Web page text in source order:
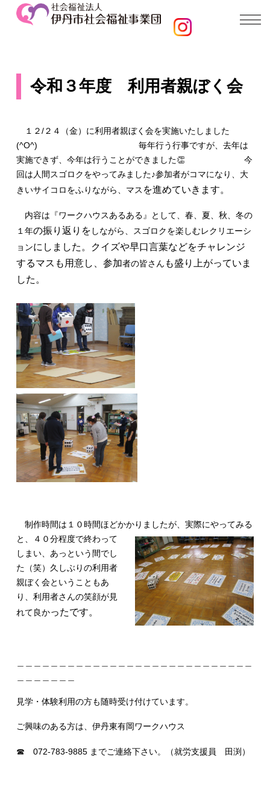
令和３年度 利用者親ぼく会
１２/２４（金）に利用者親ぼく会を実施いたしました
(^O^) 毎年行う行事ですが、去年は
実施できず、今年は行うことができました👏 今
回は人間スゴロクをやってみました♪参加者がコマになり、大
きいサイコロをふりながら、マス を進めていき ます。
内容は『ワークハウスあるある』として、春、夏、秋、冬の
１年の振り返りを しながら、スゴロクを楽しむレクリエーシ
ョンに しました。クイズや早口言葉などをチャレンジ
するマスも用意し、参加者の皆さん も盛り上がっていま
した。
制作時間は１０時間ほどかかりましたが、 実際にやってみる
と、４０分程度で終わって
しまい、あっという間でし
た（笑）久しぶりの利用者
親ぼく会ということもあ
り、利用者さんの笑顔が見
れて良かったです。
見学・体験利用の方も随時受け付けています。
ご興味のある方は、伊丹東有岡ワークハウス
☎ 072-783-9885 までご連絡下さい。（就労支援員 田渕）